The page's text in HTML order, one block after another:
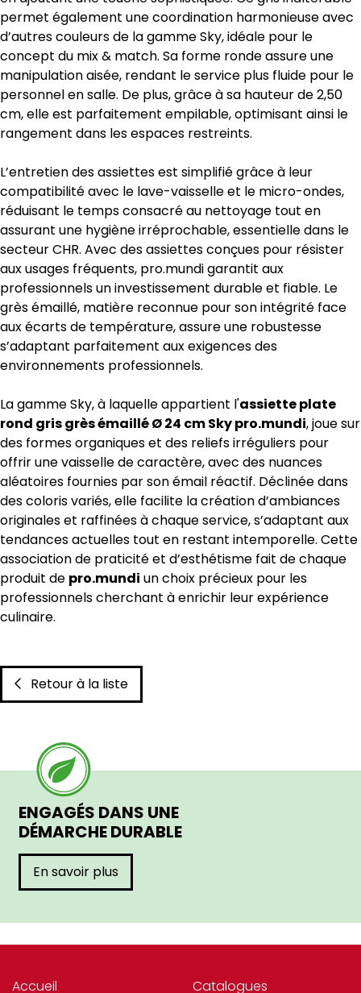
permet également une coordination harmonieuse avec
d’autres couleurs de la gamme Sky, idéale pour le
concept du mix & match. Sa forme ronde assure une
manipulation aisée, rendant le service plus fluide pour le
personnel en salle. De plus, grâce à sa hauteur de 2,50
cm, elle est parfaitement empilable, optimisant ainsi le
rangement dans les espaces restreints.
L’entretien des assiettes est simplifié grâce à leur
compatibilité avec le lave-vaisselle et le micro-ondes,
réduisant le temps consacré au nettoyage tout en
assurant une hygiène irréprochable, essentielle dans le
secteur CHR. Avec des assiettes conçues pour résister
aux usages fréquents, pro.mundi garantit aux
professionnels un investissement durable et fiable. Le
grès émaillé, matière reconnue pour son intégrité face
aux écarts de température, assure une robustesse
s’adaptant parfaitement aux exigences des
environnements professionnels.
La gamme Sky, à laquelle appartient l'assiette plate
rond gris grès émaillé Ø 24 cm Sky pro.mundi, joue sur
des formes organiques et des reliefs irréguliers pour
offrir une vaisselle de caractère, avec des nuances
aléatoires fournies par son émail réactif. Déclinée dans
des coloris variés, elle facilite la création d’ambiances
originales et raffinées à chaque service, s’adaptant aux
tendances actuelles tout en restant intemporelle. Cette
association de praticité et d’esthétisme fait de chaque
produit de pro.mundi un choix précieux pour les
professionnels cherchant à enrichir leur expérience
culinaire.
Retour à la liste
ENGAGÉS DANS UNE
DÉMARCHE DURABLE
En savoir plus
Accueil Catalogues